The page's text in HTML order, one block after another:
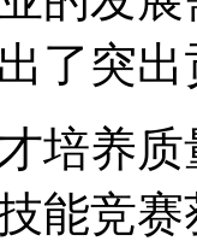
了突出
培养
能竞